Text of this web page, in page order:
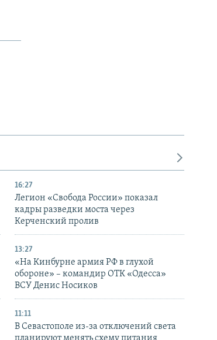
16:27
Легион «Свобода России» показал
кадры разведки моста через
Керченский пролив
13:27
«На Кинбурне армия РФ в глухой
обороне» – командир ОТК «Одесса»
ВСУ Денис Носиков
11:11
В Севастополе из-за отключений света